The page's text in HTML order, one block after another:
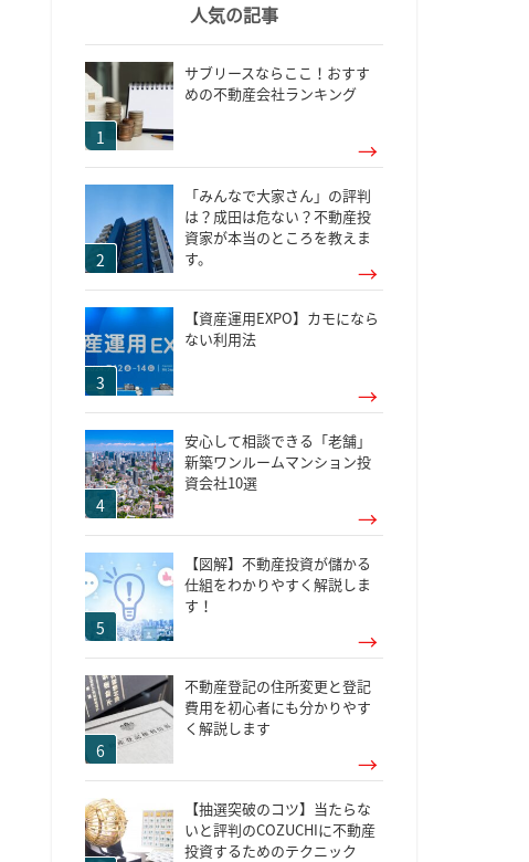
人気の記事
サブリースならここ！おすす
めの不動産会社ランキング
「みんなで大家さん」の評判
は？成田は危ない？不動産投
資家が本当のところを教えま
す。
【資産運用EXPO】カモになら
ない利用法
安心して相談できる「老舗」
新築ワンルームマンション投
資会社10選
【図解】不動産投資が儲かる
仕組をわかりやすく解説しま
す！
不動産登記の住所変更と登記
費用を初心者にも分かりやす
く解説します
【抽選突破のコツ】当たらな
いと評判のCOZUCHIに不動産
投資するためのテクニック